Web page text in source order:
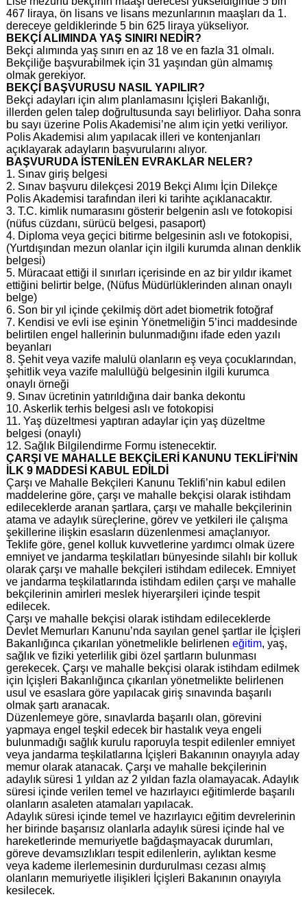
467 liraya, ön lisans ve lisans mezunlarının maaşları da 1.
dereceye geldiklerinde 5 bin 625 liraya yükseliyor.
BEKÇİ ALIMINDA YAŞ SINIRI NEDİR?
Bekçi alımında yaş sınırı en az 18 ve en fazla 31 olmalı.
Bekçiliğe başvurabilmek için 31 yaşından gün almamış
olmak gerekiyor.
BEKÇİ BAŞVURUSU NASIL YAPILIR?
Bekçi adayları için alım planlamasını İçişleri Bakanlığı,
illerden gelen talep doğrultusunda sayı belirliyor. Daha sonra
bu sayı üzerine Polis Akademisi’ne alım için yetki veriliyor.
Polis Akademisi alım yapılacak illeri ve kontenjanları
açıklayarak adayların başvurularını alıyor.
BAŞVURUDA İSTENİLEN EVRAKLAR NELER?
1. Sınav giriş belgesi
2. Sınav başvuru dilekçesi 2019 Bekçi Alımı İçin Dilekçe
Polis Akademisi tarafından ileri ki tarihte açıklanacaktır.
3. T.C. kimlik numarasını gösterir belgenin aslı ve fotokopisi
(nüfus cüzdanı, sürücü belgesi, pasaport)
4. Diploma veya geçici bitirme belgesinin aslı ve fotokopisi,
(Yurtdışından mezun olanlar için ilgili kurumda alınan denklik
belgesi)
5. Müracaat ettiği il sınırları içerisinde en az bir yıldır ikamet
ettiğini belirtir belge, (Nüfus Müdürlüklerinden alınan onaylı
belge)
6. Son bir yıl içinde çekilmiş dört adet biometrik fotoğraf
7. Kendisi ve evli ise eşinin Yönetmeliğin 5’inci maddesinde
belirtilen engel hallerinin bulunmadığını ifade eden yazılı
beyanları
8. Şehit veya vazife malulü olanların eş veya çocuklarından,
şehitlik veya vazife malullüğü belgesinin ilgili kurumca
onaylı örneği
9. Sınav ücretinin yatırıldığına dair banka dekontu
10. Askerlik terhis belgesi aslı ve fotokopisi
11. Yaş düzeltmesi yaptıran adaylar için yaş düzeltme
belgesi (onaylı)
12. Sağlık Bilgilendirme Formu istenecektir.
ÇARŞI VE MAHALLE BEKÇİLERİ KANUNU TEKLİFİ’NİN
İLK 9 MADDESİ KABUL EDİLDİ
Çarşı ve Mahalle Bekçileri Kanunu Teklifi’nin kabul edilen
maddelerine göre, çarşı ve mahalle bekçisi olarak istihdam
edileceklerde aranan şartlara, çarşı ve mahalle bekçilerinin
atama ve adaylık süreçlerine, görev ve yetkileri ile çalışma
şekillerine ilişkin esasların düzenlenmesi amaçlanıyor.
Teklife göre, genel kolluk kuvvetlerine yardımcı olmak üzere
emniyet ve jandarma teşkilatları bünyesinde silahlı bir kolluk
olarak çarşı ve mahalle bekçileri istihdam edilecek. Emniyet
ve jandarma teşkilatlarında istihdam edilen çarşı ve mahalle
bekçilerinin amirleri meslek hiyerarşileri içinde tespit
edilecek.
Çarşı ve mahalle bekçisi olarak istihdam edileceklerde
Devlet Memurları Kanunu’nda sayılan genel şartlar ile İçişleri
Bakanlığınca çıkarılan yönetmelikle belirlenen eğitim, yaş,
sağlık ve fiziki yeterlilik gibi özel şartların bulunması
gerekecek. Çarşı ve mahalle bekçisi olarak istihdam edilmek
için İçişleri Bakanlığınca çıkarılan yönetmelikte belirlenen
usul ve esaslara göre yapılacak giriş sınavında başarılı
olmak şartı aranacak.
Düzenlemeye göre, sınavlarda başarılı olan, görevini
yapmaya engel teşkil edecek bir hastalık veya engeli
bulunmadığı sağlık kurulu raporuyla tespit edilenler emniyet
veya jandarma teşkilatlarına İçişleri Bakanının onayıyla aday
memur olarak atanacak. Çarşı ve mahalle bekçilerinin
adaylık süresi 1 yıldan az 2 yıldan fazla olamayacak. Adaylık
süresi içinde verilen temel ve hazırlayıcı eğitimlerde başarılı
olanların asaleten atamaları yapılacak.
Adaylık süresi içinde temel ve hazırlayıcı eğitim devrelerinin
her birinde başarısız olanlarla adaylık süresi içinde hal ve
hareketlerinde memuriyetle bağdaşmayacak durumları,
göreve devamsızlıkları tespit edilenlerin, aylıktan kesme
veya kademe ilerlemesinin durdurulması cezası almış
olanların memuriyetle ilişikleri İçişleri Bakanının onayıyla
kesilecek.